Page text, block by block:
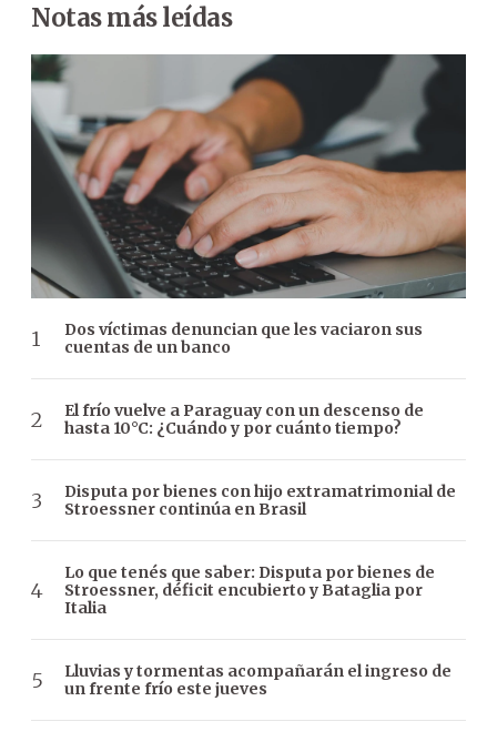
Notas más leídas
Dos víctimas denuncian que les vaciaron sus
cuentas de un banco
El frío vuelve a Paraguay con un descenso de
hasta 10°C: ¿Cuándo y por cuánto tiempo?
Disputa por bienes con hijo extramatrimonial de
Stroessner continúa en Brasil
Lo que tenés que saber: Disputa por bienes de
Stroessner, déficit encubierto y Bataglia por
Italia
Lluvias y tormentas acompañarán el ingreso de
un frente frío este jueves